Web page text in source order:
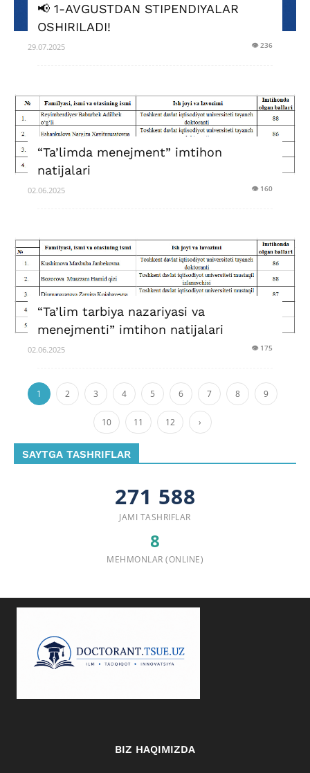
📢 1-AVGUSTDAN STIPENDIYALAR
OSHIRILADI!
29.07.2025 👁 236
“Ta’limda menejment” imtihon
natijalari
02.06.2025 👁 160
“Ta’lim tarbiya nazariyasi va
menejmenti” imtihon natijalari
02.06.2025 👁 175
1 2 3 4 5 6 7 8 9
10 11 12 ›
SAYTGA TASHRIFLAR
271 588
JAMI TASHRIFLAR
8
MEHMONLAR (ONLINE)
BIZ HAQIMIZDA